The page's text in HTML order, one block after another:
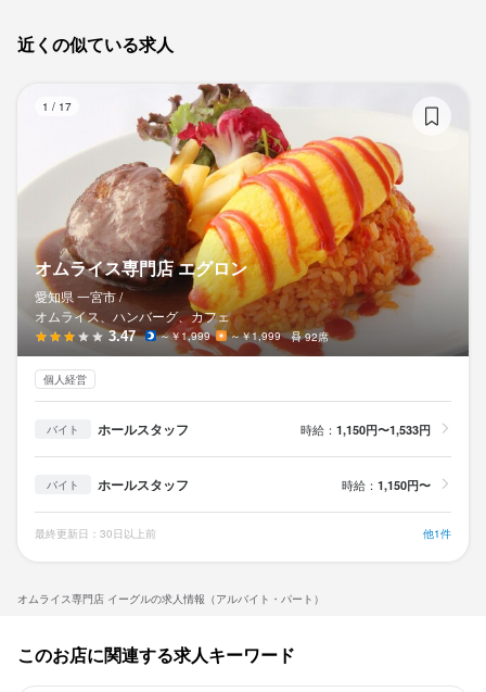
オムライス専門店 イーグルの求人情報（アルバイト・パート）
近くの似ている求人
1 / 17
オムライス専門店 エグロン
愛知県 一宮市 /
オムライス、ハンバーグ、カフェ
3.47 ～￥1,999 ～￥1,999 92席
個人経営
バイト ホールスタッフ 時給： 1,150円〜1,533円
バイト ホールスタッフ 時給： 1,150円〜
最終更新日：30日以上前 他1件
このお店に関連する求人キーワード
店名
オムライス専門店 イーグル
勤務地
愛知県一宮市東島町1-36-1
連絡先
058-671-0360
法人名・事業者名
有限会社いーぐる
店名
愛知県一宮市東島町1-36-1
058-671-0360
法人名・事業者名
有限会社いーぐる
最終更新日2026/06/01